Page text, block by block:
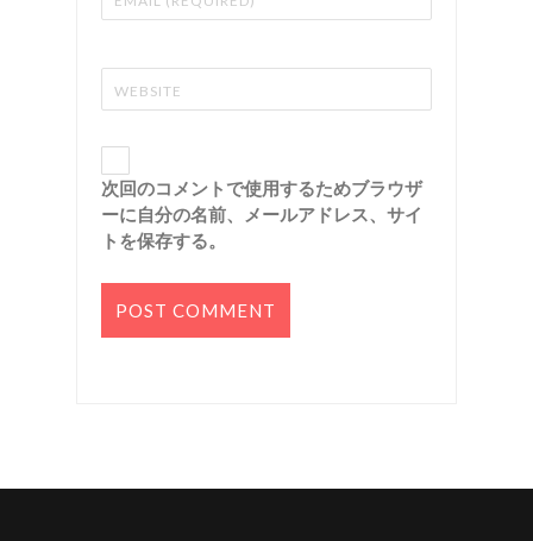
次回のコメントで使用するためブラウザ
ーに自分の名前、メールアドレス、サイ
トを保存する。